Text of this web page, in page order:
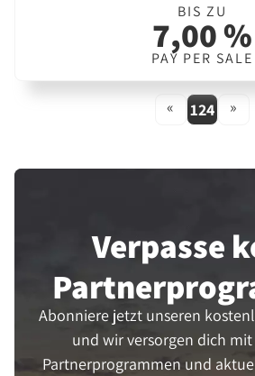
BIS ZU
7,00 %
PAY PER SALE
« 124 »
Verpasse
Abonniere jetzt unseren
und wir versorgen dich
Partnerprogrammen und